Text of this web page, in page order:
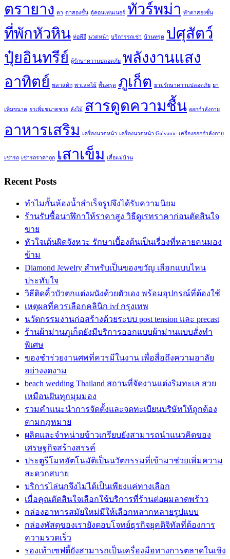
ตรายาง ตา ตาสองชั้น ตู้คอนเทนเนอร์ ทัวร์พม่า ทำตาสองชั้น
ที่พักหัวหิน ท่อพีอี นวดหน้า บริการรถเช่า บ้านทรุด ปศุสัตว์
ปุ๋ยอินทรีย์ ผู้รักษาความปลอดภัย พลังงานแสง
อาทิตย์ พลาสติก พาเลทไม้ พื้นทรุด ภูเก็ต ยามรักษาความปลอดภัย ยา
เพิ่มขนาด ยาเพิ่มขนาดชาย ลังไม้ สารดูดความชื้น ออกกำลังกาย
อาหารเสริม เครื่องนวดหน้า เครื่องนวดหน้า Galvanic เครื่องออกกำลังกาย
เช่ารถ เช่ารถราคาถูก เสาเข็ม เสื้อแม่บ้าน
Recent Posts
ทำไมกั้นห้องน้ำสำเร็จรูปจึงได้รับความนิยม
ร้านรับซื้อนาฬิกาให้ราคาสูง วิธีดูเรทราคาก่อนตัดสินใจ
ขาย
หัวใจเต้นผิดจังหวะ รักษาเบื้องต้นเป็นเรื่องที่หลายคนมอง
ข้าม
Diamond Jewelry สำหรับเป็นของขวัญ เลือกแบบไหน
ประทับใจ
วิธีติดคิ้วบัวตกแต่งผนังด้วยตัวเอง พร้อมอุปกรณ์ที่ต้องใช้
เหตุผลที่ควรเลือกคลินิก ivf กรุงเทพ
นวัตกรรมงานก่อสร้างด้วยระบบ post tension และ precast
ร้านผ้าม่านภูเก็ตยังมีบริการออกแบบผ้าม่านแบบสั่งทำ
พิเศษ
ของชำร่วยงานศพที่ควรมีในงาน เพื่อสื่อถึงความอาลัย
อย่างงดงาม
beach wedding Thailand สถานที่จัดงานแต่งริมทะเล สวย
เหมือนฝันทุกมุมมอง
รวมคำแนะนำการจัดตั้งและจดทะเบียนบริษัทให้ถูกต้อง
ตามกฎหมาย
ผลิตและจำหน่ายข้าวเกรียบยังสามารถนำแนวคิดของ
เศรษฐกิจสร้างสรรค์
ประตูรีโมทอัตโนมัติเป็นนวัตกรรมที่เข้ามาช่วยเพิ่มความ
สะดวกสบาย
บริการไล่นกจึงไม่ได้เป็นเพียงแค่ทางเลือก
เมื่อคุณตัดสินใจเลือกใช้บริการที่ร้านต่อผมลาดพร้าว
กล่องอาหารสมัยใหม่มีให้เลือกหลากหลายรูปแบบ
กล่องพัสดุของเรายังตอบโจทย์ธุรกิจยุคดิจิทัลที่ต้องการ
ความรวดเร็ว
รองเท้าเซฟตี้ยังสามารถเป็นเครื่องมือทางการตลาดในเชิง